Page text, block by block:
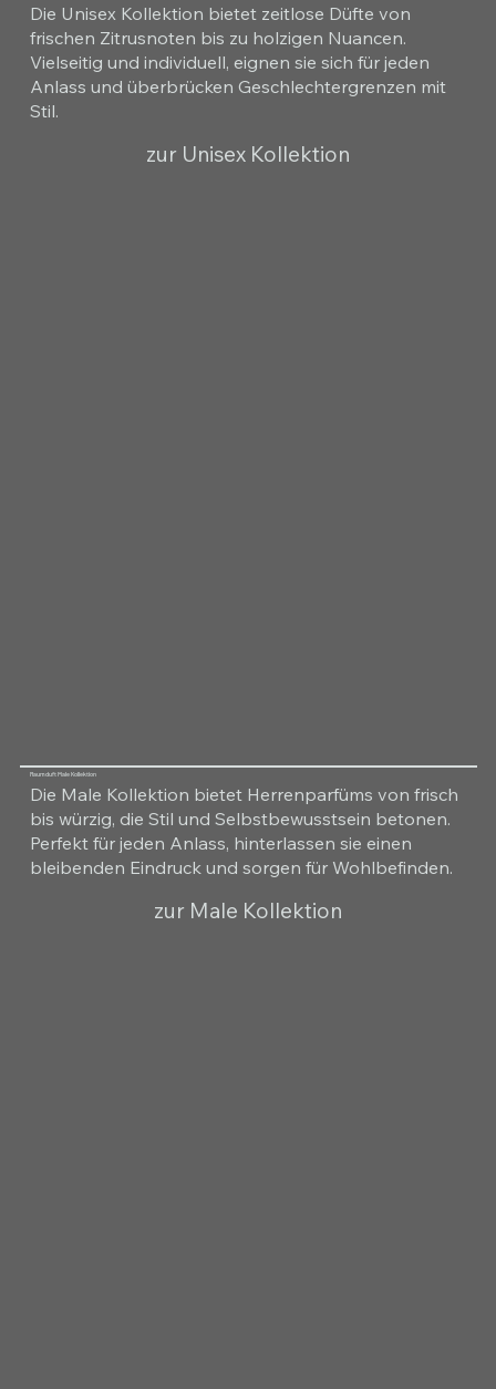
Die Unisex Kollektion bietet zeitlose Düfte von
frischen Zitrusnoten bis zu holzigen Nuancen.
Vielseitig und individuell, eignen sie sich für jeden
Anlass und überbrücken Geschlechtergrenzen mit
Stil.
zur Unisex Kollektion
Raumduft Male Kollektion
Die Male Kollektion bietet Herrenparfüms von frisch
bis würzig, die Stil und Selbstbewusstsein betonen.
Perfekt für jeden Anlass, hinterlassen sie einen
bleibenden Eindruck und sorgen für Wohlbefinden.
zur Male Kollektion